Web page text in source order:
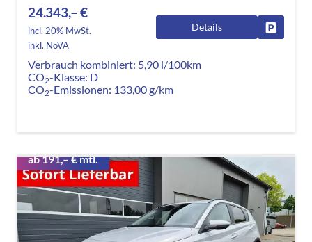
24.343,– €
incl. 20% MwSt.
inkl. NoVA
Details
Verbrauch kombiniert: 5,90 l/100km
CO2-Klasse: D
CO2-Emissionen: 133,00 g/km
ab 191,– € mtl.